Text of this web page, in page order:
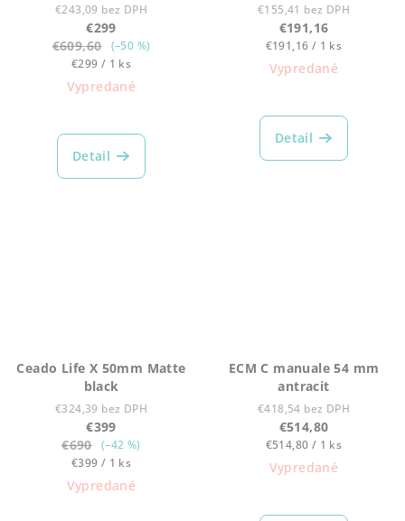
€243,09 bez DPH
€299
€609,60
(–50 %)
Jednotková
cena:
€299 / 1 ks
Vypredané
Detail
€155,41 bez DPH
€191,16
Jednotková
cena:
€191,16 / 1 ks
Vypredané
Detail
Ceado Life X 50mm Matte
black
€324,39 bez DPH
€399
€690 (–42 %)
Jednotková
cena:
€399 / 1 ks
Vypredané
ECM C manuale 54 mm
antracit
€418,54 bez DPH
€514,80
Jednotková
cena:
€514,80 / 1 ks
Vypredané